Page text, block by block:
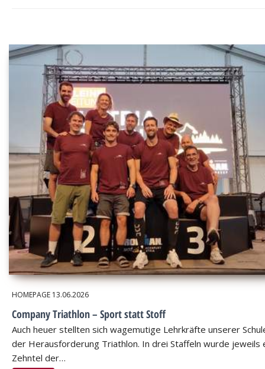
HOMEPAGE 13.06.2026
Company Triathlon – Sport statt Stoff
Auch heuer stellten sich wagemutige Lehrkräfte unserer
der Herausforderung Triathlon. In drei Staffeln wurde jeweils
Zehntel der…